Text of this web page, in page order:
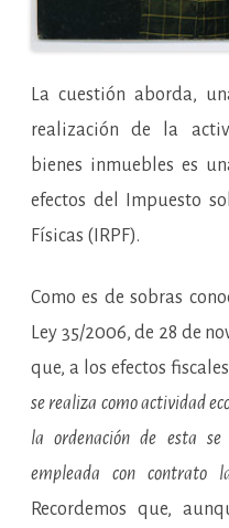
La cuestión aborda,
realización de la
bienes inmuebles es
efectos del Impuesto
Físicas (IRPF).
Como es de sobras
Ley 35/2006, de 28 de
que, a los efectos
se realiza como actividad
la ordenación de esta
empleada con contrato
Recordemos que,